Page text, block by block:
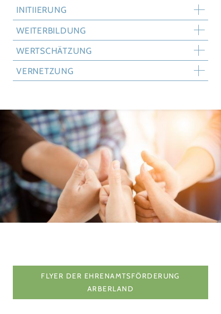
INITIIERUNG
WEITERBILDUNG
WERTSCHÄTZUNG
VERNETZUNG
FLYER DER EHRENAMTSFÖRDERUNG
ARBERLAND